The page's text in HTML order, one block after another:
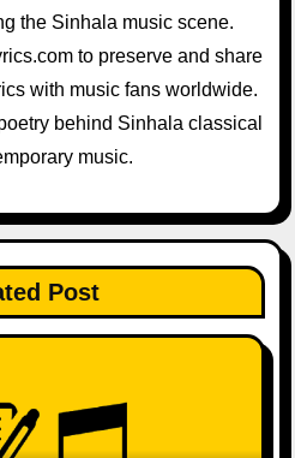
the Sinhala music scene.
to preserve and share
with music fans worldwide.
behind Sinhala classical
music.
Post